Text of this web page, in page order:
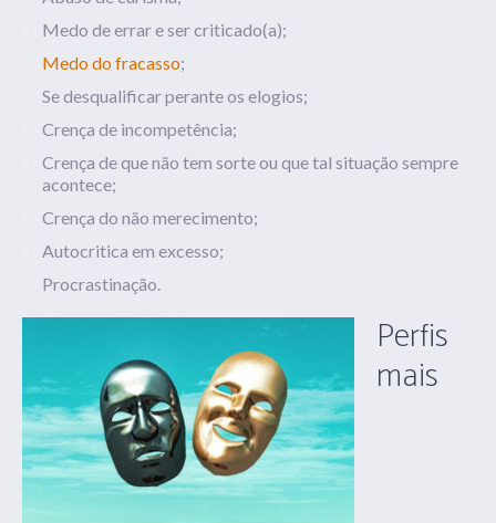
Medo de errar e ser criticado(a);
Medo do fracasso;
Se desqualificar perante os elogios;
Crença de incompetência;
Crença de que não tem sorte ou que tal situação sempre
acontece;
Crença do não merecimento;
Autocritica em excesso;
Procrastinação.
Perfis
mais